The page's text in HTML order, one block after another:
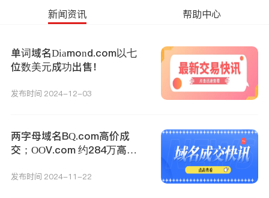
帮助中心
新闻资讯
单词域名Diamond.com以七
位数美元成功出售！
发布时间 2024-12-03
两字母域名BQ.com高价成
交；OOV.com 约284万高价
发布时间 2024-11-22